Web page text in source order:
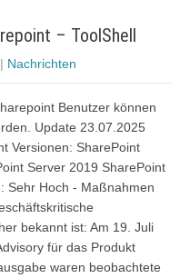
– ToolShell
| Nachrichten
Benutzer können
Update 23.07.2025
Versionen: SharePoint
Server 2019 SharePoint
Sehr Hoch - Maßnahmen
bekannt ist: Am 19. Juli
für das Produkt
waren beobachtete